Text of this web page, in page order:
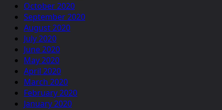
October 2020
September 2020
August 2020
July 2020
June 2020
May 2020
April 2020
March 2020
February 2020
January 2020